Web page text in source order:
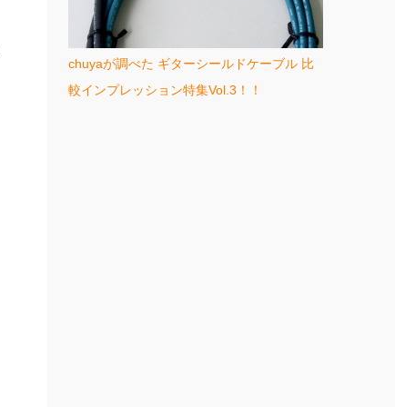
chuyaが調べた ギターシールドケーブル 比
較インプレッション特集Vol.3！！